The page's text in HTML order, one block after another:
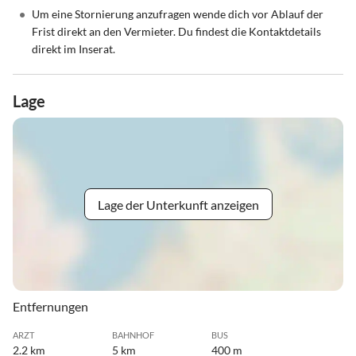
• Um eine Stornierung anzufragen wende dich vor Ablauf der
Frist direkt an den Vermieter. Du findest die Kontaktdetails
direkt im Inserat.
Lage
Lage der Unterkunft anzeigen
Entfernungen
ARZT
2.2 km
BAHNHOF
5 km
BUS
400 m